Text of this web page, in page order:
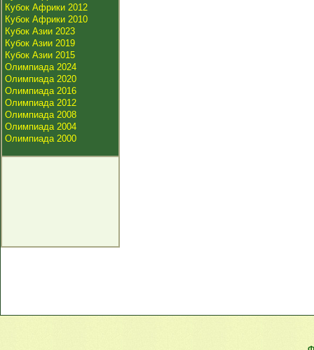
Кубок Африки 2012
Кубок Африки 2010
Кубок Азии 2023
Кубок Азии 2019
Кубок Азии 2015
Олимпиада 2024
Олимпиада 2020
Олимпиада 2016
Олимпиада 2012
Олимпиада 2008
Олимпиада 2004
Олимпиада 2000